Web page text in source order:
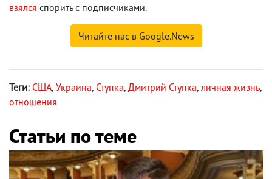
взялся спорить с подписчиками.
Читайте нас в Google.News
Теги: США, Украина, Ступка, Дмитрий Ступка, личная жизнь,
отношения
Статьи по теме